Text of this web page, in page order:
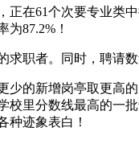
在61个次要专业类
87.2%！
者。同时，聘请数
新增岗亭取更高的
里分数线最高的一
种迹象表白！